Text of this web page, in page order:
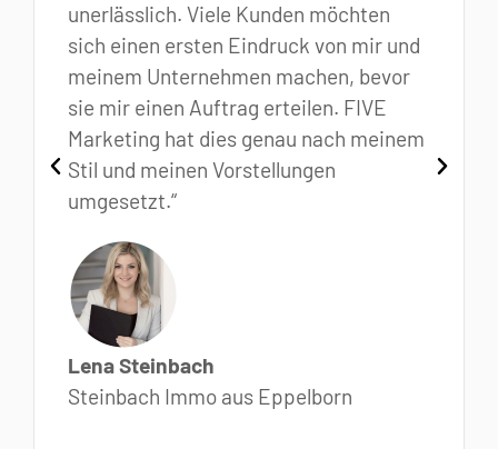
unerlässlich. Viele Kunden möchten
sich einen ersten Eindruck von mir und
meinem Unternehmen machen, bevor
sie mir einen Auftrag erteilen. FIVE
Marketing hat dies genau nach meinem
Stil und meinen Vorstellungen
umgesetzt.“
Lena Steinbach
Steinbach Immo aus Eppelborn